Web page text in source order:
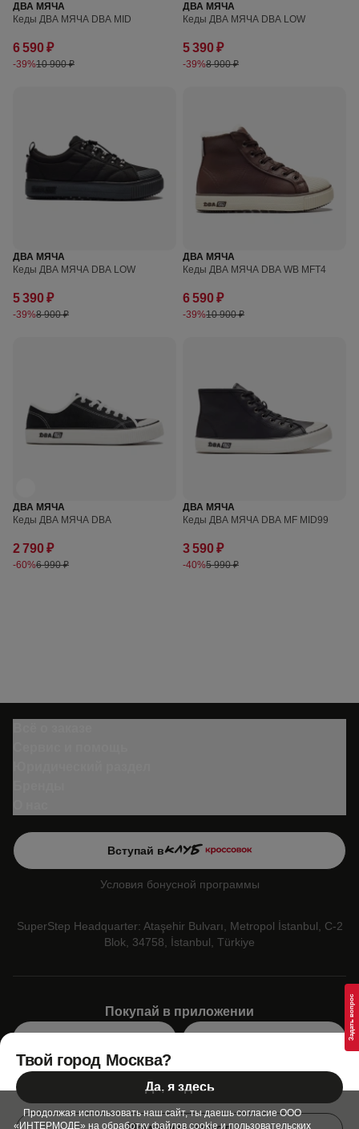
Продолжая использовать наш сайт, ты даешь согласие ООО
«ИНТЕРМОДЕ» на обработку файлов cookie и пользовательских
ДВА МЯЧА
Кеды ДВА МЯЧА DBA MID
6 590 ₽
-39%10 900 ₽
ДВА МЯЧА
Кеды ДВА МЯЧА DBA LOW
5 390 ₽
-39%8 900 ₽
ДВА МЯЧА
Кеды ДВА МЯЧА DBA LOW
5 390 ₽
-39%8 900 ₽
ДВА МЯЧА
Кеды ДВА МЯЧА DBA WB MFT4
6 590 ₽
-39%10 900 ₽
ДВА МЯЧА
Кеды ДВА МЯЧА DBA
2 790 ₽
-60%6 990 ₽
ДВА МЯЧА
Кеды ДВА МЯЧА DBA MF MID99
3 590 ₽
-40%5 990 ₽
Вступай в
Условия бонусной программы
SuperStep Headquarter: Ataşehir Bulvarı, Metropol İstanbul, C-2
Blok, 34758, İstanbul, Türkiye
Покупай в приложении
Мы в социальных сетях
Позвони нам
+7 (499) 350-55-33
Твой город Москва?
Да, я здесь